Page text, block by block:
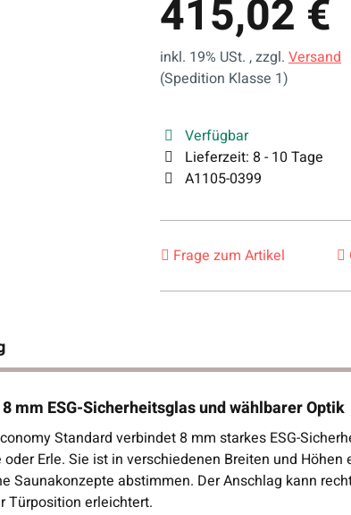
415,02 €
inkl. 19% USt. , zzgl. Versand
(Spedition Klasse 1)
Verfügbar
Lieferzeit: 8 - 10 Tage
A1105-0399
Frage zum Artikel
mm ESG-Sicherheitsglas und wählbarer Optik
Standard verbindet 8 mm starkes ESG-
oder Erle. Sie ist in verschiedenen Breiten und
Saunakonzepte abstimmen. Der Anschlag kann
Türposition erleichtert.